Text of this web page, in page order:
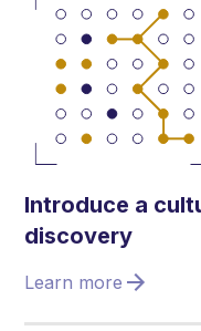
Introduce a
discovery
Learn more